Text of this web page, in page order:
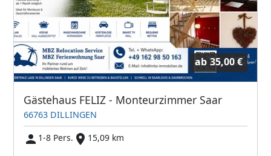
ab 35,00 €
Gästehaus FELIZ - Monteurzimmer Saar
66763 DILLINGEN
1-8 Pers.
15,09 km